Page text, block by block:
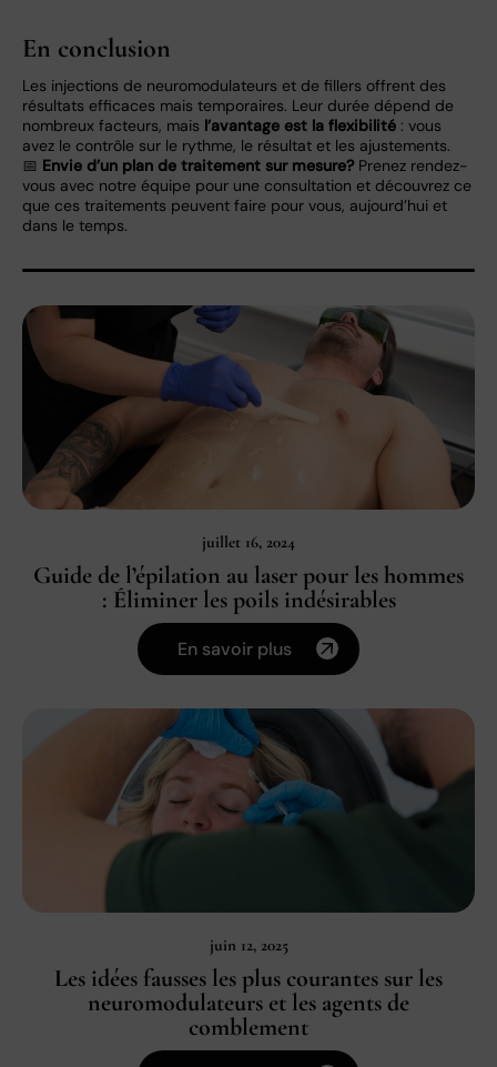
En conclusion
Les injections de neuromodulateurs et de fillers offrent des
résultats efficaces mais temporaires. Leur durée dépend de
nombreux facteurs, mais l’avantage est la flexibilité : vous
avez le contrôle sur le rythme, le résultat et les ajustements.
📅 Envie d’un plan de traitement sur mesure?Prenez rendez-
vous avec notre équipe pour une consultation et découvrez ce
que ces traitements peuvent faire pour vous, aujourd’hui et
dans le temps.
juillet 16, 2024
Guide de l’épilation au laser pour les hommes
: Éliminer les poils indésirables
En savoir plus
juin 12, 2025
Les idées fausses les plus courantes sur les
neuromodulateurs et les agents de
comblement